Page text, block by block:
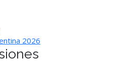
2026